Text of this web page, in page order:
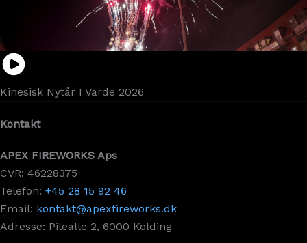
Kinesisk Nytår I Varde 2026
Kontakt
APEX FIREWORKS Aps
CVR: 46228375
Telefon: +45 28 15 92 46
Email: kontakt@apexfireworks.dk
Adresse: Pilealle 2, 6000 Kolding